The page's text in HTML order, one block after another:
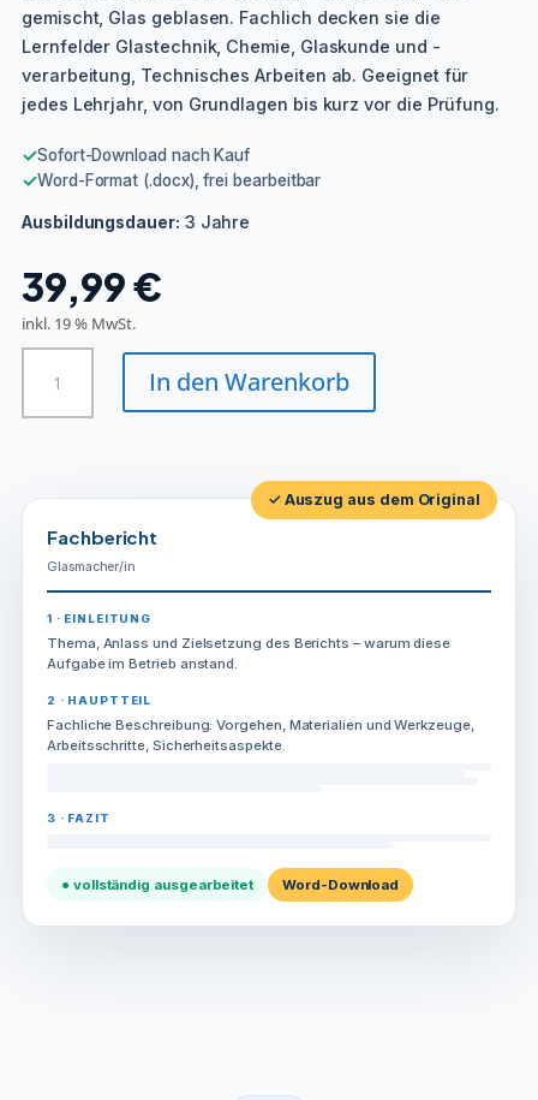
gemischt, Glas geblasen. Fachlich decken sie die
Lernfelder Glastechnik, Chemie, Glaskunde und -
verarbeitung, Technisches Arbeiten ab. Geeignet für
jedes Lehrjahr, von Grundlagen bis kurz vor die Prüfung.
✓Sofort-Download nach Kauf
✓Word-Format (.docx), frei bearbeitbar
Ausbildungsdauer: 3 Jahre
39,99€
inkl. 19 % MwSt.
Glasmacher/in
Menge
In den Warenkorb
✓ Auszug aus dem Original
Fachbericht
Glasmacher/in
1 · EINLEITUNG
Thema, Anlass und Zielsetzung des Berichts – warum diese
Aufgabe im Betrieb anstand.
2 · HAUPTTEIL
Fachliche Beschreibung: Vorgehen, Materialien und Werkzeuge,
Arbeitsschritte, Sicherheitsaspekte.
3 · FAZIT
● vollständig ausgearbeitet Word-Download